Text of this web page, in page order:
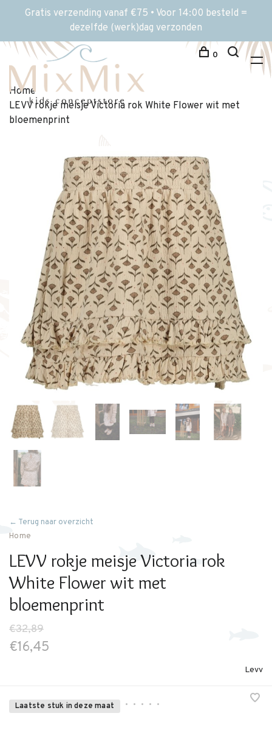
Gratis verzending vanaf €75 • Voor 14:00 besteld =
dezelfde (werk)dag verzonden
0
Home
LEVV rokje meisje Victoria rok White Flower wit met
bloemenprint
← Terug naar overzicht
Home
LEVV rokje meisje Victoria rok
White Flower wit met
bloemenprint
€32,89
€16,45
Levv
Laatste stuk in deze maat • • • • •